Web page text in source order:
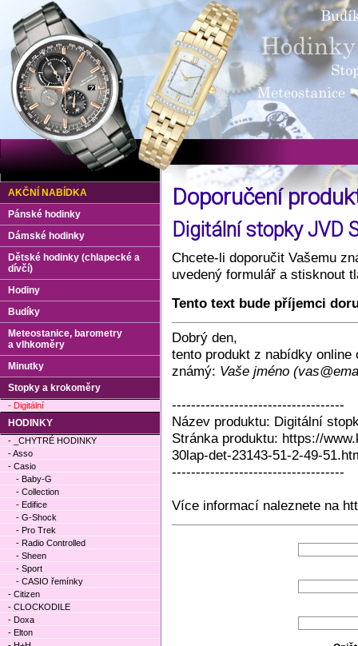
Doporučení
Digitální stopky JVD
Chcete-li doporučit Vašemu
uvedený formulář a stisknout
Tento text bude příjemci
Dobrý den,
tento produkt z nabídky online
známý: Vaše jméno
------------------------------------
Název produktu: Digitální
Stránka produktu: https://
30lap-det-23143-51-2-49-
------------------------------------
Více informací naleznete na
AKČNÍ NABÍDKA
Pánské hodinky
Dámské hodinky
Dětské hodinky (chlapecké a
dívčí)
Hodiny
Budíky
Meteostanice, barometry
a vlhkoměry
Minutky
Stopky a krokoměry
- Digitální
HODINKY
- _CHYTRÉ HODINKY
- Asso
- Casio
- Baby-G
- Collection
- Edifice
- G-Shock
- Pro Trek
- Radio Controlled
- Sheen
- Sport
- CASIO řemínky
- Citizen
- CLOCKODILE
- Doxa
- Elton